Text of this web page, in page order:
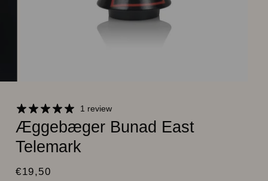
1 review
Æggebæger Bunad East
Telemark
€19,50